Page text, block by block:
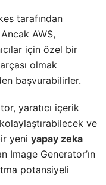
tarafından
AWS,
için özel bir
olmak
başvurabilirler.
yaratıcı içerik
ve
yeni yapay zeka
Image Generator’ın
potansiyeli